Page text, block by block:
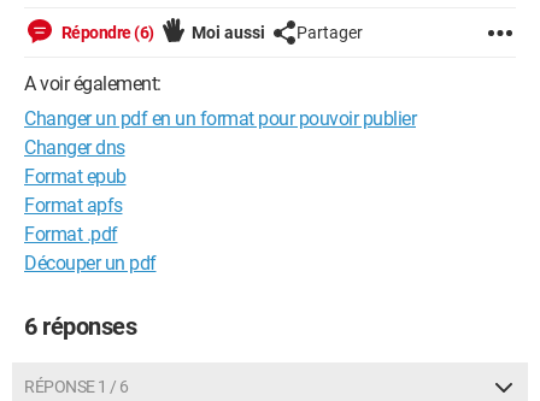
Répondre (6) Moi aussi Partager
A voir également:
Changer un pdf en un format pour pouvoir publier
Changer dns
Format epub
Format apfs
Format .pdf
Découper un pdf
6 réponses
RÉPONSE 1 / 6